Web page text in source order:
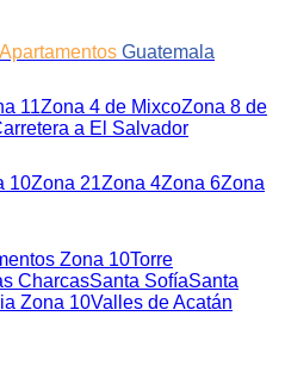
Apartamentos Guatemala
11Zona 4 de MixcoZona 8 de
a El Salvador
10Zona 21Zona 4Zona 6Zona
Zona 10Torre
CharcasSanta SofíaSanta
Zona 10Valles de Acatán